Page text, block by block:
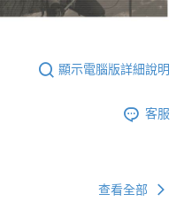
顯示電腦版詳細說明
客服
查看全部